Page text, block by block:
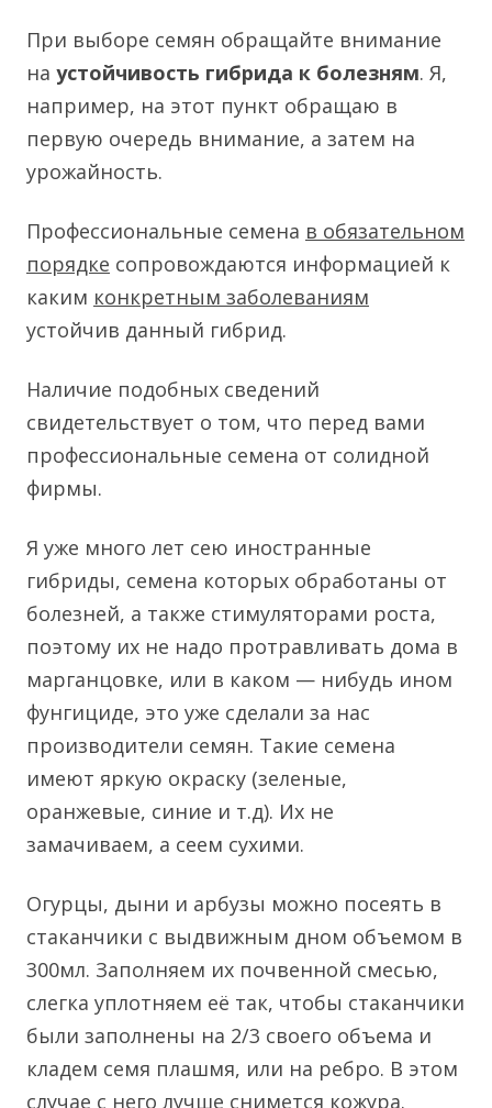
При выборе семян обращайте внимание
на устойчивость гибрида к болезням. Я,
например, на этот пункт обращаю в
первую очередь внимание, а затем на
урожайность.
Профессиональные семена в обязательном
порядке сопровождаются информацией к
каким конкретным заболеваниям
устойчив данный гибрид.
Наличие подобных сведений
свидетельствует о том, что перед вами
профессиональные семена от солидной
фирмы.
Я уже много лет сею иностранные
гибриды, семена которых обработаны от
болезней, а также стимуляторами роста,
поэтому их не надо протравливать дома в
марганцовке, или в каком — нибудь ином
фунгициде, это уже сделали за нас
производители семян. Такие семена
имеют яркую окраску (зеленые,
оранжевые, синие и т.д). Их не
замачиваем, а сеем сухими.
Огурцы, дыни и арбузы можно посеять в
стаканчики с выдвижным дном объемом в
300мл. Заполняем их почвенной смесью,
слегка уплотняем её так, чтобы стаканчики
были заполнены на 2/3 своего объема и
кладем семя плашмя, или на ребро. В этом
случае с него лучше снимется кожура.